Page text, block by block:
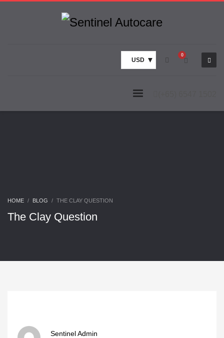
USD
HOME BLOG THE CLAY QUESTION
The Clay Question
Sentinel Admin